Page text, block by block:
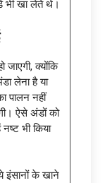
भी खा लेते थे।
क्योंकि
लेना है या
पालन नहीं
ऐसे अंडों को
भी किया
इंसानों के खाने